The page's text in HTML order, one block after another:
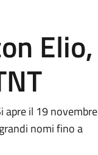
Elio,
apre il 19 novembre
nomi fino a